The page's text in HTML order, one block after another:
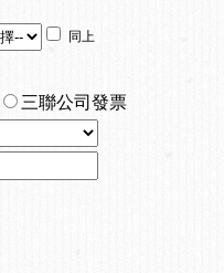
同上
三聯公司發票